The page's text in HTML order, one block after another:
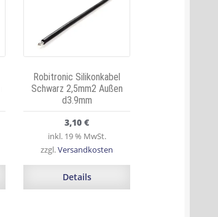
Robitronic Silikonkabel
Schwarz 2,5mm2 Außen
d3.9mm
3,10€
inkl. 19 % MwSt.
zzgl.Versandkosten
Details